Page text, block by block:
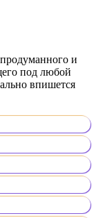
и
под любой
впишется